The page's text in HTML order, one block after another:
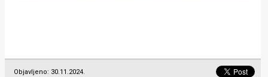
Objavljeno: 30.11.2024.